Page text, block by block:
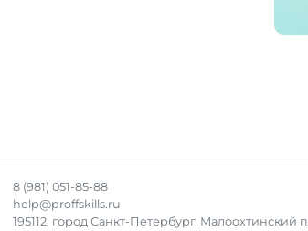
8 (981) 051-85-88
help@proffskills.ru
195112, город Санкт-Петербург, Малоохтинский